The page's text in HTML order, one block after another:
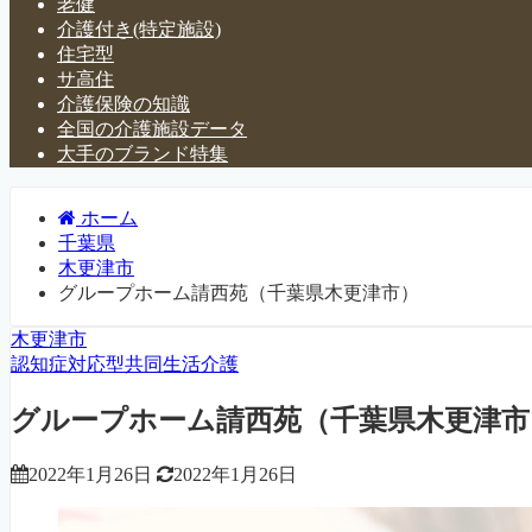
老健
介護付き(特定施設)
住宅型
サ高住
介護保険の知識
全国の介護施設データ
大手のブランド特集
ホーム
千葉県
木更津市
グループホーム請西苑（千葉県木更津市）
木更津市
認知症対応型共同生活介護
グループホーム請西苑（千葉県木更津
2022年1月26日 2022年1月26日